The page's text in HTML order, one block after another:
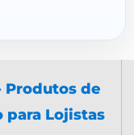
Produtos de
para Lojistas